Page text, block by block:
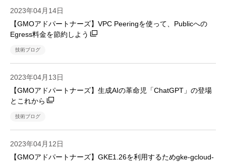
2023年04月14日
【GMOアドパートナーズ】VPC Peeringを使って、Publicへの
Egress料金を節約しよう
技術ブログ
2023年04月13日
【GMOアドパートナーズ】生成AIの革命児「ChatGPT」の登場
とこれから
技術ブログ
2023年04月12日
【GMOアドパートナーズ】GKE1.26を利用するためgke-gcloud-